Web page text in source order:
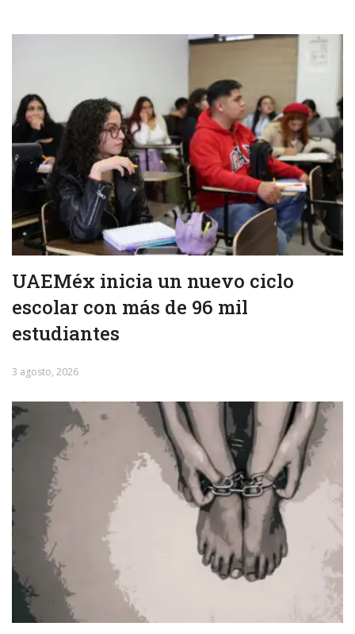
UAEMéx inicia un nuevo ciclo
escolar con más de 96 mil
estudiantes
3 agosto, 2026